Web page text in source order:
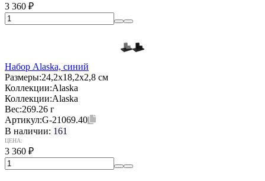
3 360 ₽
Набор Alaska, синий
Размеры:24,2х18,2х2,8 см
Коллекции:Alaska
Коллекции:Alaska
Вес:269.26 г
Артикул:G-21069.40
В наличии: 161
ЦЕНА:
3 360 ₽